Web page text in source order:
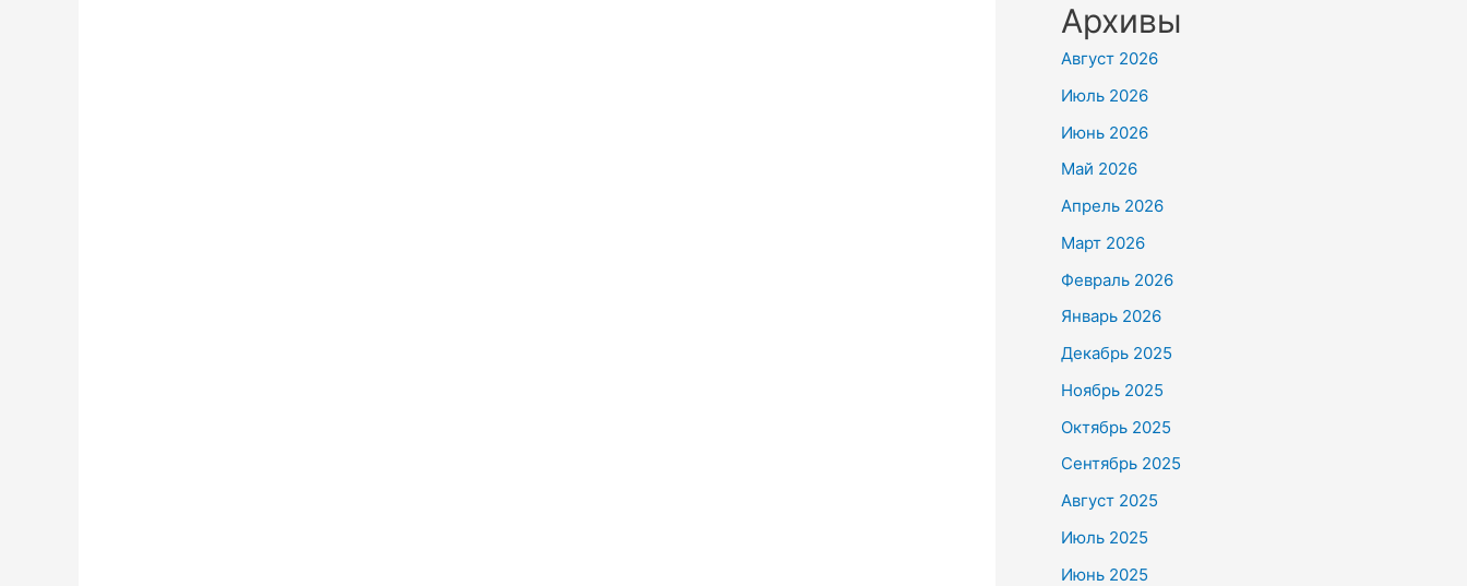
Архивы
Август 2026
Июль 2026
Июнь 2026
Май 2026
Апрель 2026
Март 2026
Февраль 2026
Январь 2026
Декабрь 2025
Ноябрь 2025
Октябрь 2025
Сентябрь 2025
Август 2025
Июль 2025
Июнь 2025